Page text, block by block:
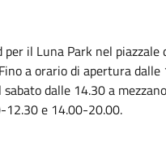
il Luna Park nel piazzale
a orario di apertura
dalle 14.30 a
12.30 e 14.00-20.00.